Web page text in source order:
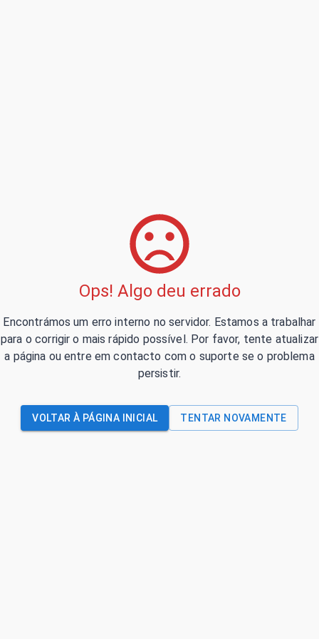
Ops! Algo deu errado
Encontrámos um erro interno no servidor. Estamos a trabalhar
para o corrigir o mais rápido possível. Por favor, tente atualizar
a página ou entre em contacto com o suporte se o problema
persistir.
VOLTAR À PÁGINA INICIAL TENTAR NOVAMENTE